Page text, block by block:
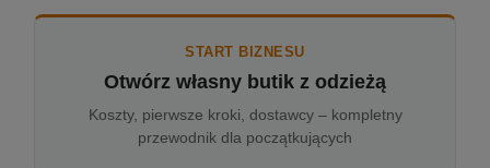
START BIZNESU
Otwórz własny butik z odzieżą
Koszty, pierwsze kroki, dostawcy – kompletny
przewodnik dla początkujących